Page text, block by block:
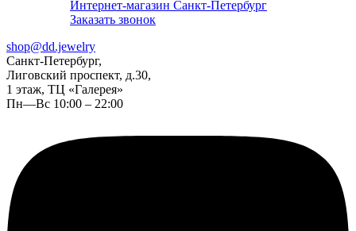
Интернет-магазин Санкт-Петербург
Заказать звонок
shop@dd.jewelry
Санкт-Петербург,
Лиговский проспект, д.30,
1 этаж, ТЦ «Галерея»
Пн—Вс 10:00 – 22:00